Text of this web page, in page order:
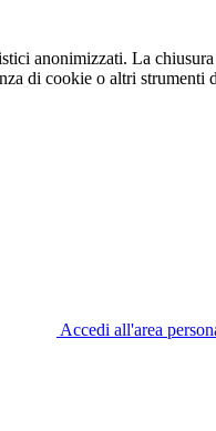
anonimizzati. La
di cookie o altri strumenti
Accedi all'area